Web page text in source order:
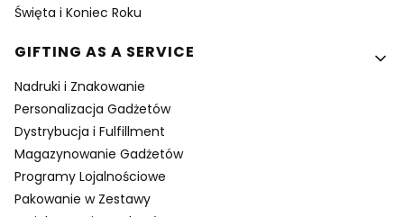
Święta i Koniec Roku
GIFTING AS A SERVICE
Nadruki i Znakowanie
Personalizacja Gadżetów
Dystrybucja i Fulfillment
Magazynowanie Gadżetów
Programy Lojalnościowe
Pakowanie w Zestawy